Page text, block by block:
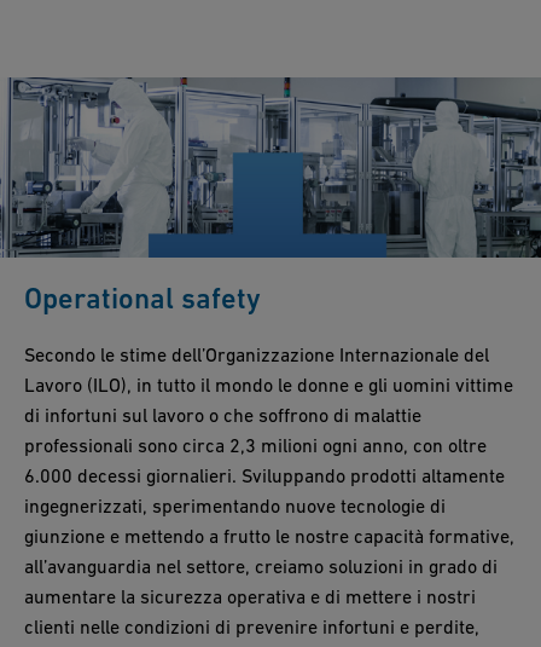
Operational safety
Secondo le stime dell’Organizzazione Internazionale del
Lavoro (ILO), in tutto il mondo le donne e gli uomini vittime
di infortuni sul lavoro o che soffrono di malattie
professionali sono circa 2,3 milioni ogni anno, con oltre
6.000 decessi giornalieri. Sviluppando prodotti altamente
ingegnerizzati, sperimentando nuove tecnologie di
giunzione e mettendo a frutto le nostre capacità formative,
all’avanguardia nel settore, creiamo soluzioni in grado di
aumentare la sicurezza operativa e di mettere i nostri
clienti nelle condizioni di prevenire infortuni e perdite,